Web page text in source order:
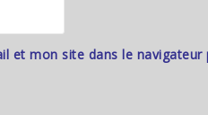
et mon site dans le